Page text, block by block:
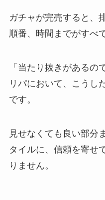
ガチャが完売すると、
順番、時間までがすべ
「当たり抜きがあるの
リパにおいて、こうし
です。
見せなくても良い部分
タイルに、信頼を寄せ
りません。